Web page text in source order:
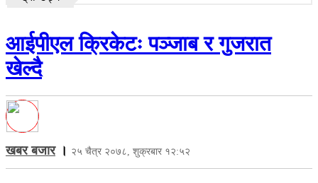
आईपीएल क्रिकेटः पञ्जाब र गुजरात
खेल्दै
खबर बजार। २५ चैत्र २०७८, शुक्रबार १२:५२